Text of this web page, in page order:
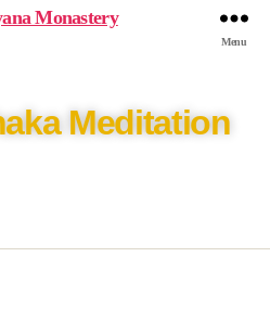
Menu
Meditation